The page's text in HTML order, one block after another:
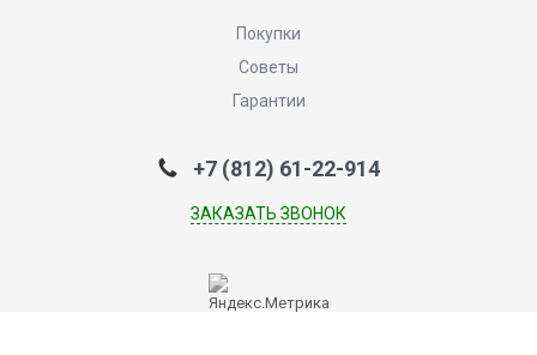
Покупки
Советы
Гарантии
+7 (812) 61-22-914
ЗАКАЗАТЬ ЗВОНОК